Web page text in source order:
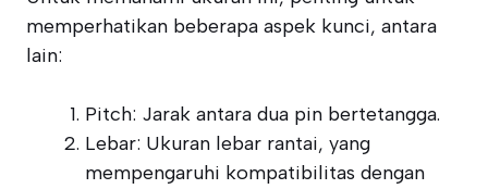
memperhatikan beberapa aspek kunci, antara
lain:
Pitch: Jarak antara dua pin bertetangga.
Lebar: Ukuran lebar rantai, yang
mempengaruhi kompatibilitas dengan